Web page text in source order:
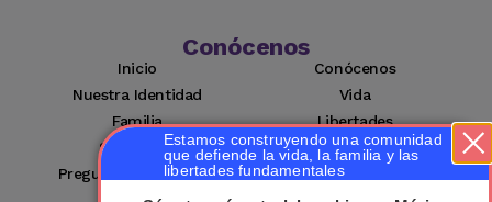
Conócenos
Inicio
Conócenos
Nuestra Identidad
Vida
Familia
Libertades
Suscríbete
Mi cuenta
Preguntas Frecuentes
Contacto
Estamos construyendo una comunidad
que defiende la vida, la familia y las
libertades fundamentales